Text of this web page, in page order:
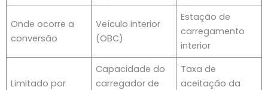
Onde ocorre a
conversão
Veículo interior
(OBC)
Estação de
carregamento
interior
Limitado por
Capacidade do
carregador de
Taxa de
aceitação da